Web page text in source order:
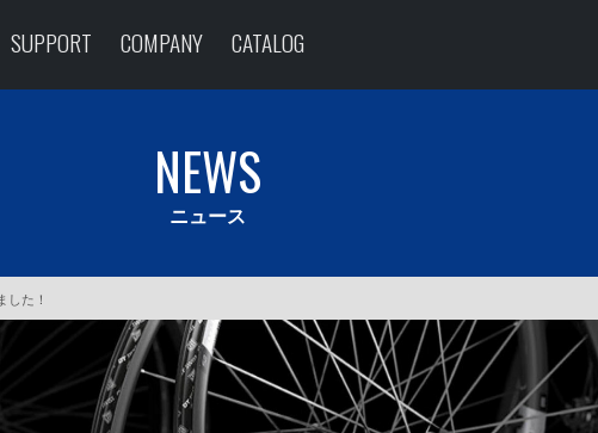
SUPPORT COMPANY CATALOG
NEWS
ニュース
した！